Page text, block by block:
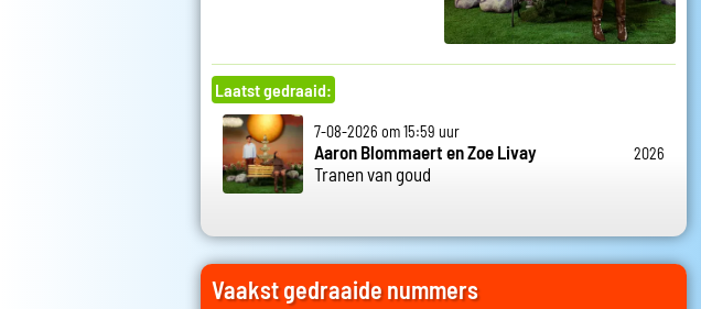
Laatst gedraaid:
7-08-2026 om 15:59 uur
Aaron Blommaert en Zoe Livay
Tranen van goud
2026
Vaakst gedraaide nummers